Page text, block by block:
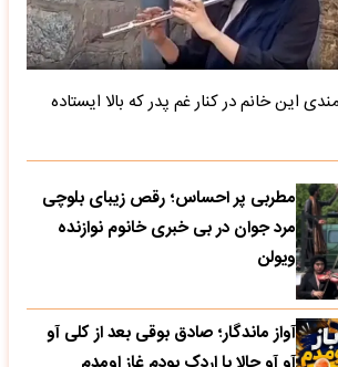
این خانم در کنار غم پدر که بالا ایستاده
مطربی پر احساس؛ رقص زیبای بلوچی
مرد جوان در بی خبری خانوم نوازنده
ویولن
آواز ماندگار؛ صادق بوقی بعد از کلی آو